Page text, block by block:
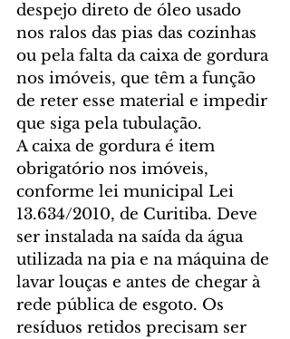
despejo direto de óleo usado
nos ralos das pias das cozinhas
ou pela falta da caixa de gordura
nos imóveis, que têm a função
de reter esse material e impedir
que siga pela tubulação.
A caixa de gordura é item
obrigatório nos imóveis,
conforme lei municipal Lei
13.634/2010, de Curitiba. Deve
ser instalada na saída da água
utilizada na pia e na máquina de
lavar louças e antes de chegar à
rede pública de esgoto. Os
resíduos retidos precisam ser